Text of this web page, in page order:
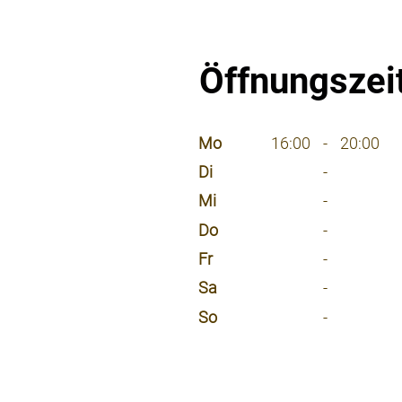
Mo
16:00 - 20:00
Di
-
Mi
-
Do
-
Fr
-
Sa
-
So
-